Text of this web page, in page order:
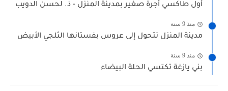
أول طاكسي أجرة صغير بمدينة المنزل - ذ. لحسن الدويب
منذ 9 سنة
مدينة المنزل تتحول إلى عروس بفستانها الثلجي الأبيض
منذ 9 سنة
بني يازغة تكتسي الحلة البيضاء